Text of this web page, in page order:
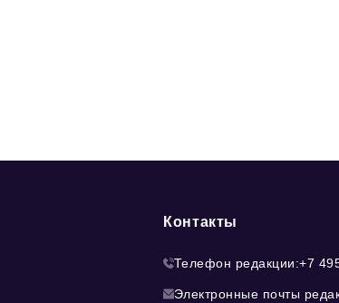
Контакты
Телефон редакции:+7
Электронные почты